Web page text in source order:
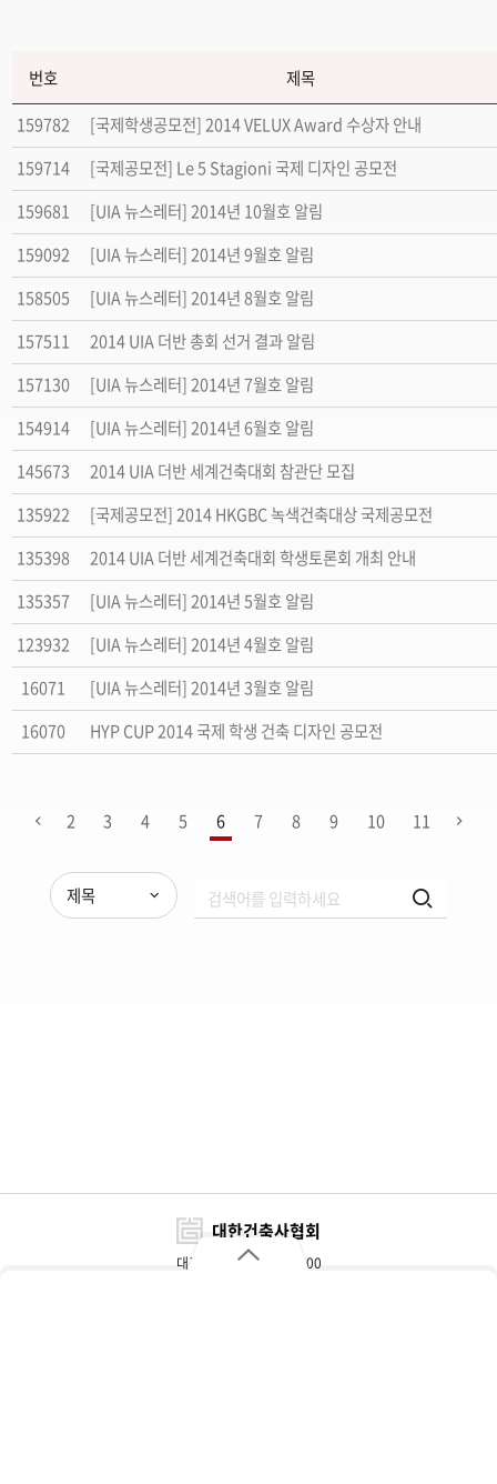
번호
제목
159782
[국제학생공모전] 2014 VELUX Award 수상자 안내
159714
[국제공모전] Le 5 Stagioni 국제 디자인 공모전
159681
[UIA 뉴스레터] 2014년 10월호 알림
159092
[UIA 뉴스레터] 2014년 9월호 알림
158505
[UIA 뉴스레터] 2014년 8월호 알림
157511
2014 UIA 더반 총회 선거 결과 알림
157130
[UIA 뉴스레터] 2014년 7월호 알림
154914
[UIA 뉴스레터] 2014년 6월호 알림
145673
2014 UIA 더반 세계건축대회 참관단 모집
135922
[국제공모전] 2014 HKGBC 녹색건축대상 국제공모전
135398
2014 UIA 더반 세계건축대회 학생토론회 개최 안내
135357
[UIA 뉴스레터] 2014년 5월호 알림
123932
[UIA 뉴스레터] 2014년 4월호 알림
16071
[UIA 뉴스레터] 2014년 3월호 알림
16070
HYP CUP 2014 국제 학생 건축 디자인 공모전
2 3 4 5 6 7 8 9 10 11
제목
대한건축사협회
대표전화 : 02-3415-6800